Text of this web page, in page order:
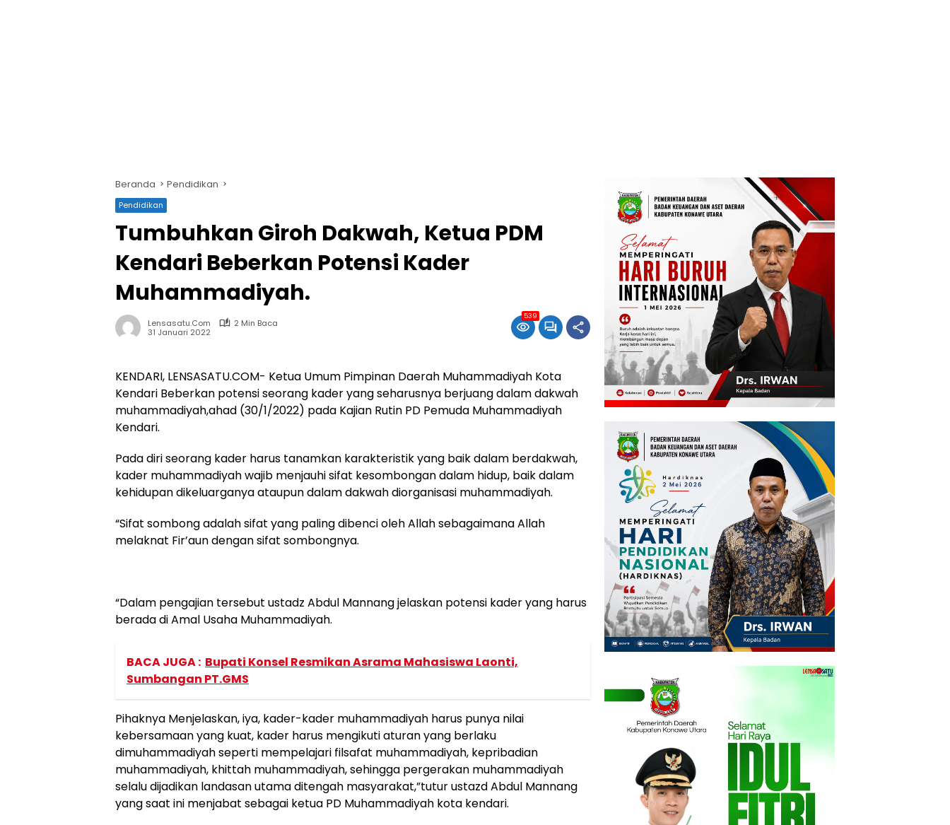
Beranda Pendidikan
Pendidikan
Tumbuhkan Giroh Dakwah, Ketua PDM
Kendari Beberkan Potensi Kader
Muhammadiyah.
Lensasatu.com
2 Min Baca
31 Januari 2022
539
KENDARI, LENSASATU.COM- Ketua Umum Pimpinan Daerah Muhammadiyah Kota
Kendari Beberkan potensi seorang kader yang seharusnya berjuang dalam dakwah
muhammadiyah,ahad (30/1/2022) pada Kajian Rutin PD Pemuda Muhammadiyah
Kendari.
Pada diri seorang kader harus tanamkan karakteristik yang baik dalam berdakwah,
kader muhammadiyah wajib menjauhi sifat kesombongan dalam hidup, baik dalam
kehidupan dikeluarganya ataupun dalam dakwah diorganisasi muhammadiyah.
“Sifat sombong adalah sifat yang paling dibenci oleh Allah sebagaimana Allah
melaknat Fir’aun dengan sifat sombongnya.
“Dalam pengajian tersebut ustadz Abdul Mannang jelaskan potensi kader yang harus
berada di Amal Usaha Muhammadiyah.
BACA JUGA : Bupati Konsel Resmikan Asrama Mahasiswa Laonti,
Sumbangan PT.GMS
Pihaknya Menjelaskan, iya, kader-kader muhammadiyah harus punya nilai
kebersamaan yang kuat, kader harus mengikuti aturan yang berlaku
dimuhammadiyah seperti mempelajari filsafat muhammadiyah, kepribadian
muhammadiyah, khittah muhammadiyah, sehingga pergerakan muhammadiyah
selalu dijadikan landasan utama ditengah masyarakat,”tutur ustazd Abdul Mannang
yang saat ini menjabat sebagai ketua PD Muhammadiyah kota kendari.